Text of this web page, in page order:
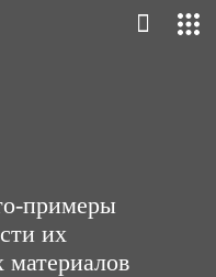
примеры
их
материалов